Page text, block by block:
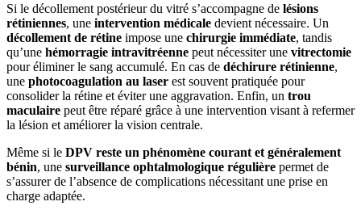
Si le décollement postérieur du vitré s’accompagne de lésions
rétiniennes, une intervention médicale devient nécessaire. Un
décollement de rétine impose une chirurgie immédiate, tandis
qu’une hémorragie intravitréenne peut nécessiter une vitrectomie
pour éliminer le sang accumulé. En cas de déchirure rétinienne,
une photocoagulation au laser est souvent pratiquée pour
consolider la rétine et éviter une aggravation. Enfin, un trou
maculaire peut être réparé grâce à une intervention visant à refermer
la lésion et améliorer la vision centrale.
Même si le DPV reste un phénomène courant et généralement
bénin, une surveillance ophtalmologique régulière permet de
s’assurer de l’absence de complications nécessitant une prise en
charge adaptée.